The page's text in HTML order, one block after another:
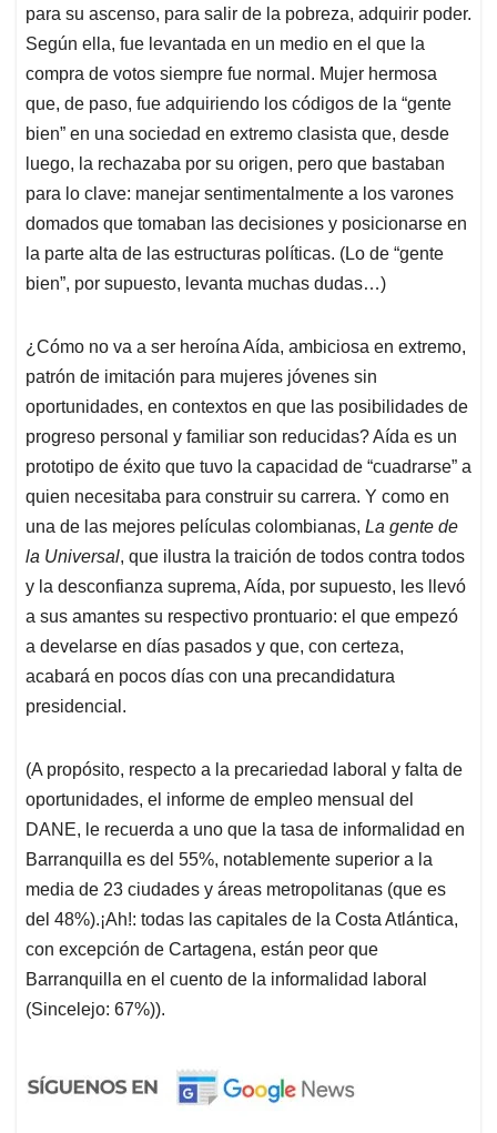
para su ascenso, para salir de la pobreza, adquirir poder.
Según ella, fue levantada en un medio en el que la
compra de votos siempre fue normal. Mujer hermosa
que, de paso, fue adquiriendo los códigos de la “gente
bien” en una sociedad en extremo clasista que, desde
luego, la rechazaba por su origen, pero que bastaban
para lo clave: manejar sentimentalmente a los varones
domados que tomaban las decisiones y posicionarse en
la parte alta de las estructuras políticas. (Lo de “gente
bien”, por supuesto, levanta muchas dudas…)
¿Cómo no va a ser heroína Aída, ambiciosa en extremo,
patrón de imitación para mujeres jóvenes sin
oportunidades, en contextos en que las posibilidades de
progreso personal y familiar son reducidas? Aída es un
prototipo de éxito que tuvo la capacidad de “cuadrarse” a
quien necesitaba para construir su carrera. Y como en
una de las mejores películas colombianas, La gente de
la Universal, que ilustra la traición de todos contra todos
y la desconfianza suprema, Aída, por supuesto, les llevó
a sus amantes su respectivo prontuario: el que empezó
a develarse en días pasados y que, con certeza,
acabará en pocos días con una precandidatura
presidencial.
(A propósito, respecto a la precariedad laboral y falta de
oportunidades, el informe de empleo mensual del
DANE, le recuerda a uno que la tasa de informalidad en
Barranquilla es del 55%, notablemente superior a la
media de 23 ciudades y áreas metropolitanas (que es
del 48%).¡Ah!: todas las capitales de la Costa Atlántica,
con excepción de Cartagena, están peor que
Barranquilla en el cuento de la informalidad laboral
(Sincelejo: 67%)).